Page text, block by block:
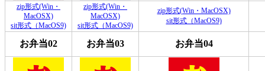
zip形式(Win・
MacOSX)
sit形式（MacOS9)
zip形式(Win・
MacOSX)
sit形式（MacOS9)
zip形式(Win・MacOSX)
sit形式（MacOS9)
お弁当02 お弁当03 お弁当04